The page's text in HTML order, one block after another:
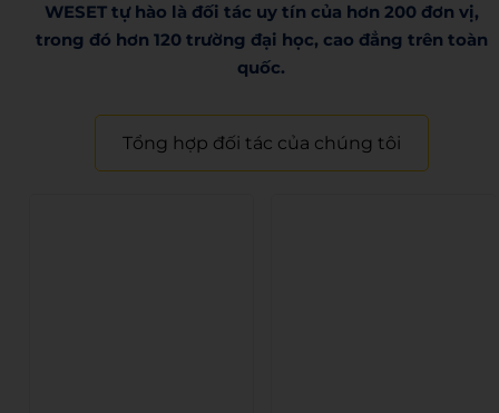
WESET tự hào là đối tác uy tín của hơn 200 đơn vị,
trong đó hơn 120 trường đại học, cao đẳng trên toàn
quốc.​
Tổng hợp đối tác của chúng tôi